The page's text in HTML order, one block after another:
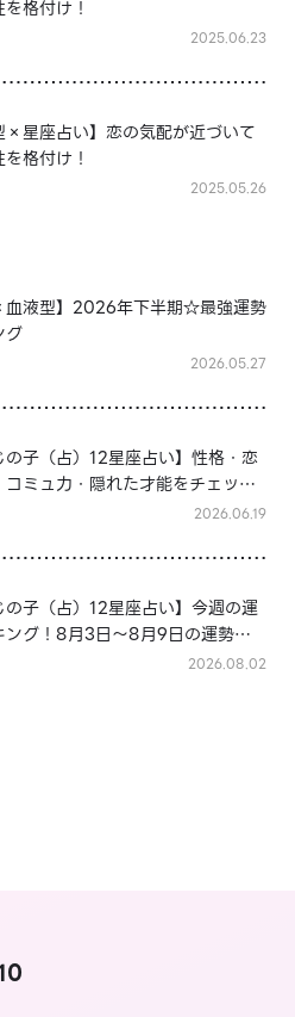
格付け！
2025.06.23
×星座占い】恋の気配が近づいて
格付け！
2025.05.26
血液型】2026年下半期☆最強運勢
グ
2026.05.27
の子（占）12星座占い】性格・恋
コミュ力・隠れた才能をチェッ
座★徹底解説まとめ
2026.06.19
の子（占）12星座占い】今週の運
ング！8月3日～8月9日の運勢
2026.08.02